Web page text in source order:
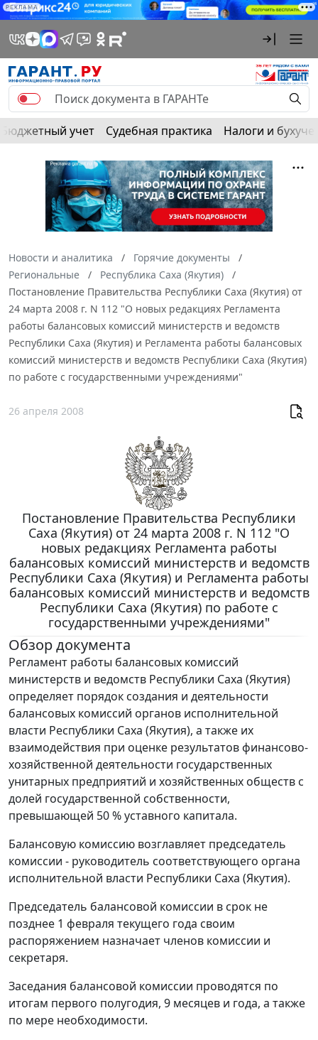
РЕКЛАМА
Бюджетный учет Судебная практика Налоги и
Новости и аналитика
Горячие документы
Региональные
Республика Саха (Якутия)
Постановление Правительства Республики Саха (Якутия) от
24 марта 2008 г. N 112 "О новых редакциях Регламента
работы балансовых комиссий министерств и ведомств
Республики Саха (Якутия) и Регламента работы балансовых
комиссий министерств и ведомств Республики Саха (Якутия)
по работе с государственными учреждениями"
26 апреля 2008
Постановление Правительства Республики
Саха (Якутия) от 24 марта 2008 г. N 112 "О
новых редакциях Регламента работы
балансовых комиссий министерств и ведомств
Республики Саха (Якутия) и Регламента работы
балансовых комиссий министерств и ведомств
Республики Саха (Якутия) по работе с
государственными учреждениями"
Обзор документа
Регламент работы балансовых комиссий
министерств и ведомств Республики Саха (Якутия)
определяет порядок создания и деятельности
балансовых комиссий органов исполнительной
власти Республики Саха (Якутия), а также их
взаимодействия при оценке результатов финансово-
хозяйственной деятельности государственных
унитарных предприятий и хозяйственных обществ с
долей государственной собственности,
превышающей 50 % уставного капитала.
Балансовую комиссию возглавляет председатель
комиссии - руководитель соответствующего органа
исполнительной власти Республики Саха (Якутия).
Председатель балансовой комиссии в срок не
позднее 1 февраля текущего года своим
распоряжением назначает членов комиссии и
секретаря.
Заседания балансовой комиссии проводятся по
итогам первого полугодия, 9 месяцев и года, а также
по мере необходимости.